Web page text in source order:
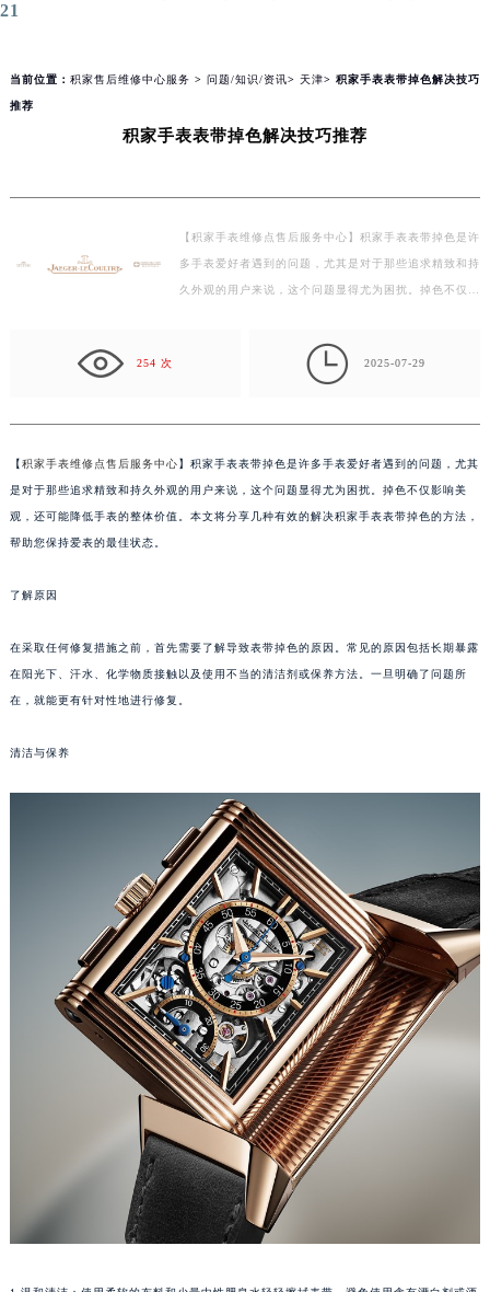
21
当前位置： 积家售后维修中心服务 > 问题/知识/资讯> 天津> 积家手表表带掉色解决技巧
推荐
积家手表表带掉色解决技巧推荐
【积家手表维修点售后服务中心】积家手表表带掉色是许
多手表爱好者遇到的问题，尤其是对于那些追求精致和持
久外观的用户来说，这个问题显得尤为困扰。掉色不仅影
254 次  2025-07-29
【 积家手表维修点售后服务中心 】积家手表表带掉色是许多手表爱好者遇到的问题，尤其
是对于那些追求精致和持久外观的用户来说，这个问题显得尤为困扰。掉色不仅影响美
观，还可能降低手表的整体价值。本文将分享几种有效的解决积家手表表带掉色的方法，
帮助您保持爱表的最佳状态。
了解原因
在采取任何修复措施之前，首先需要了解导致表带掉色的原因。常见的原因包括长期暴露
在阳光下、汗水、化学物质接触以及使用不当的清洁剂或保养方法。一旦明确了问题所
在，就能更有针对性地进行修复。
清洁与保养